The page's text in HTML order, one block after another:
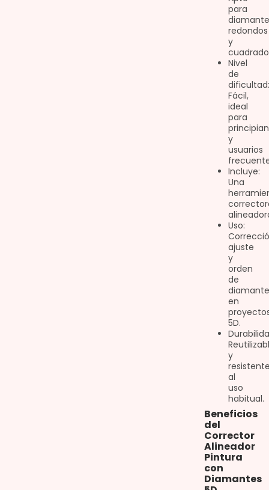
para
redondos
y
Nivel
de
dificultad:
Fácil,
ideal
para
y
usuarios
Incluye:
Una
Uso:
ajuste
y
orden
de
en
5D.
y
al
uso
habitual.
Beneficios
del
Corrector
Alineador
Pintura
con
Diamantes